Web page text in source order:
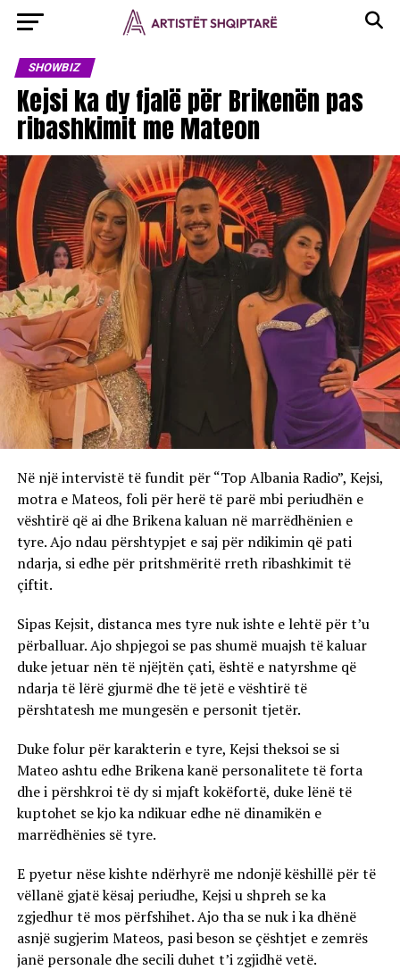
SHOWBIZ
Kejsi ka dy fjalë për Brikenën pas
ribashkimit me Mateon
Në një intervistë të fundit për “Top Albania Radio”, Kejsi,
motra e Mateos, foli për herë të parë mbi periudhën e
vështirë që ai dhe Brikena kaluan në marrëdhënien e
tyre. Ajo ndau përshtypjet e saj për ndikimin që pati
ndarja, si edhe për pritshmëritë rreth ribashkimit të
çiftit.
Sipas Kejsit, distanca mes tyre nuk ishte e lehtë për t’u
përballuar. Ajo shpjegoi se pas shumë muajsh të kaluar
duke jetuar nën të njëjtën çati, është e natyrshme që
ndarja të lërë gjurmë dhe të jetë e vështirë të
përshtatesh me mungesën e personit tjetër.
Duke folur për karakterin e tyre, Kejsi theksoi se si
Mateo ashtu edhe Brikena kanë personalitete të forta
dhe i përshkroi të dy si mjaft kokëfortë, duke lënë të
kuptohet se kjo ka ndikuar edhe në dinamikën e
marrëdhënies së tyre.
E pyetur nëse kishte ndërhyrë me ndonjë këshillë për të
vëllanë gjatë kësaj periudhe, Kejsi u shpreh se ka
zgjedhur të mos përfshihet. Ajo tha se nuk i ka dhënë
asnjë sugjerim Mateos, pasi beson se çështjet e zemrës
janë personale dhe secili duhet t’i zgjidhë vetë.